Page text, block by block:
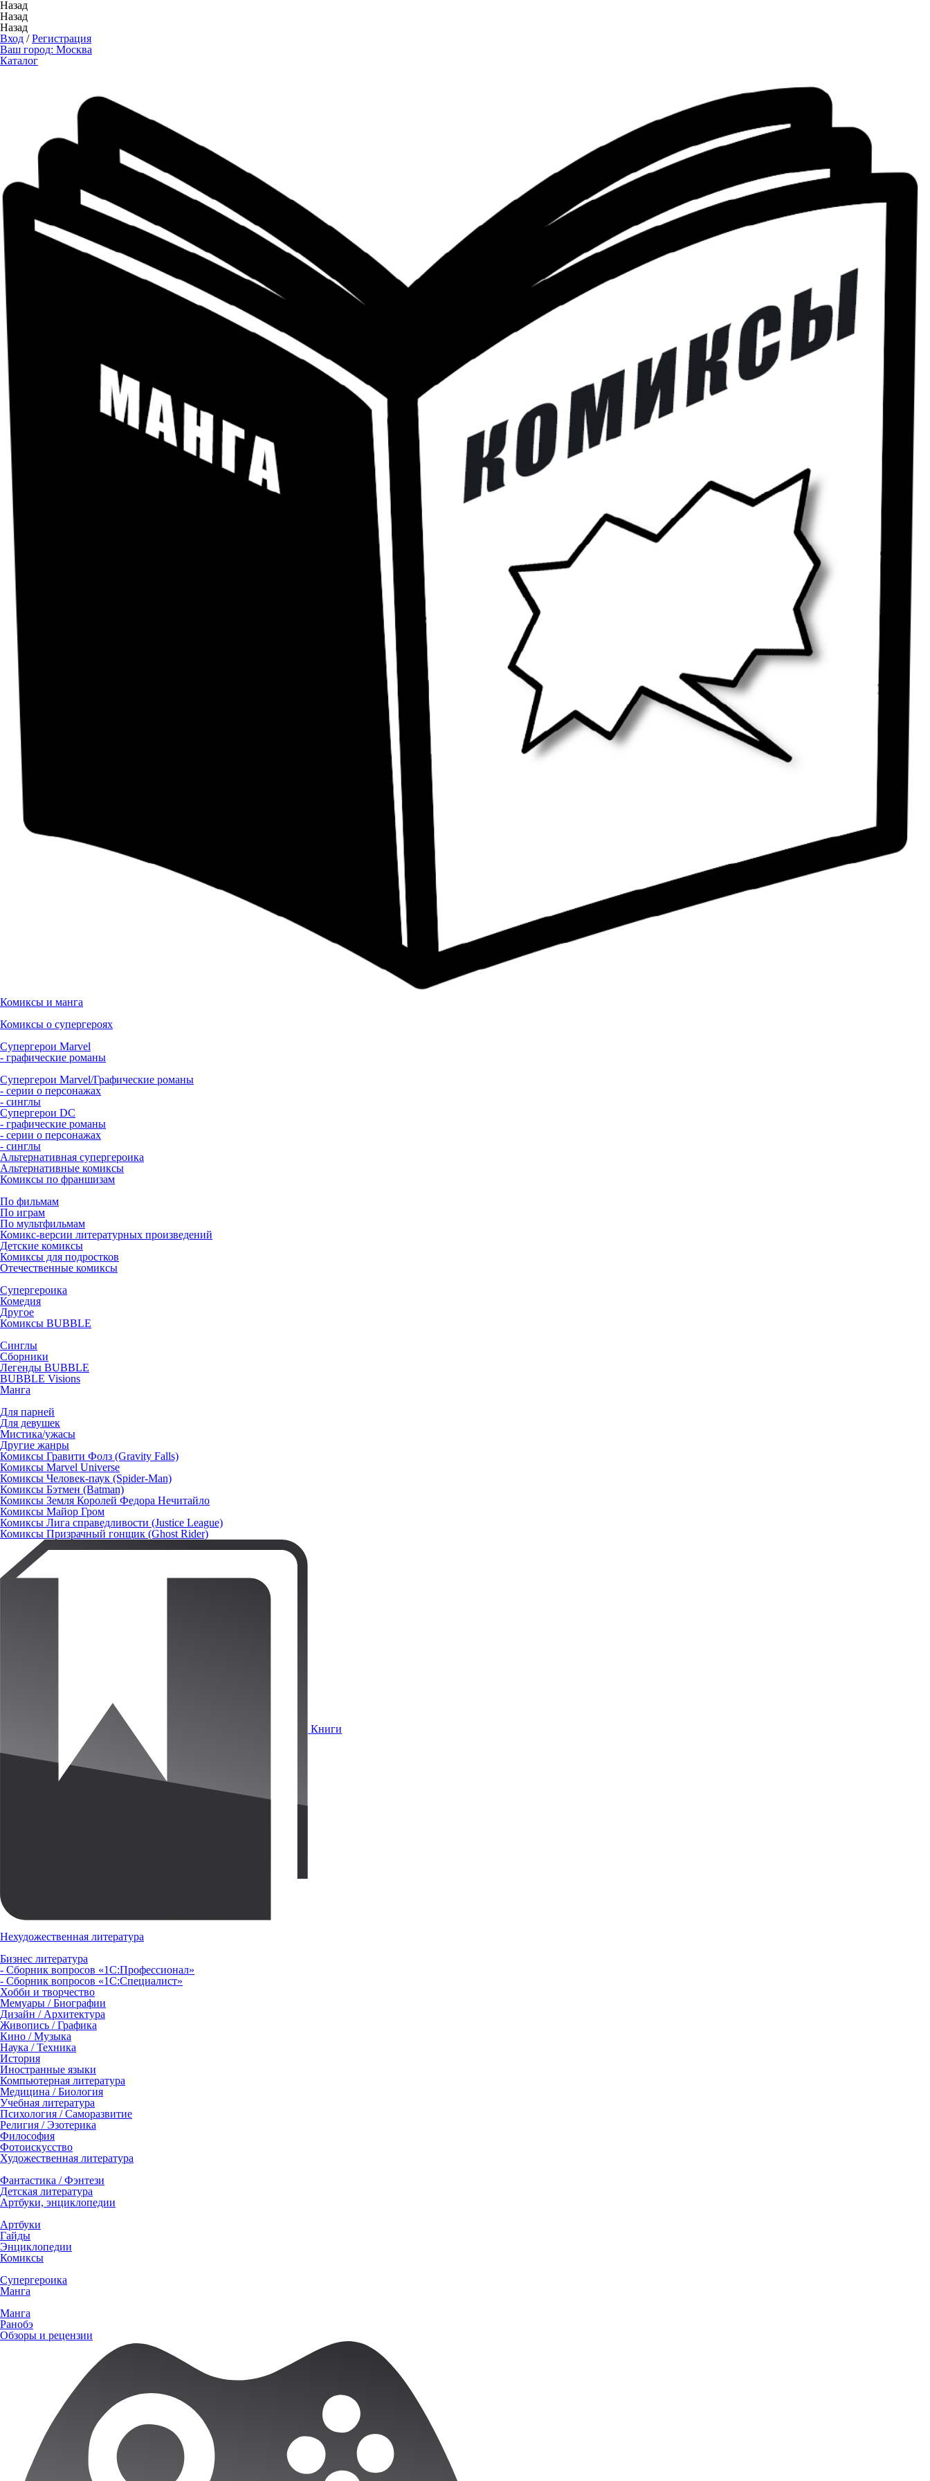
Назад
Назад
Назад
Вход /Регистрация
Ваш город: Москва
Каталог
Комиксы и манга
Комиксы о супергероях
Супергерои Marvel
- графические романы
Супергерои Marvel/Графические романы
- серии о персонажах
- синглы
Супергерои DC
- графические романы
- серии о персонажах
- синглы
Альтернативная супергероика
Альтернативные комиксы
Комиксы по франшизам
По фильмам
По играм
По мультфильмам
Комикс-версии литературных произведений
Детские комиксы
Комиксы для подростков
Отечественные комиксы
Супергероика
Комедия
Другое
Комиксы BUBBLE
Синглы
Сборники
Легенды BUBBLE
BUBBLE Visions
Манга
Для парней
Для девушек
Мистика/ужасы
Другие жанры
Комиксы Гравити Фолз (Gravity Falls)
Комиксы Marvel Universe
Комиксы Человек-паук (Spider-Man)
Комиксы Бэтмен (Batman)
Комиксы Земля Королей Федора Нечитайло
Комиксы Майор Гром
Комиксы Лига справедливости (Justice League)
Комиксы Призрачный гонщик (Ghost Rider)
Книги
Нехудожественная литература
Бизнес литература
- Сборник вопросов «1С:Профессионал»
- Сборник вопросов «1С:Специалист»
Хобби и творчество
Мемуары / Биографии
Дизайн / Архитектура
Живопись / Графика
Кино / Музыка
Наука / Техника
История
Иностранные языки
Компьютерная литература
Медицина / Биология
Учебная литература
Психология / Саморазвитие
Религия / Эзотерика
Философия
Фотоискусство
Художественная литература
Фантастика / Фэнтези
Детская литература
Артбуки, энциклопедии
Артбуки
Гайды
Энциклопедии
Комиксы
Супергероика
Манга
Манга
Ранобэ
Обзоры и рецензии